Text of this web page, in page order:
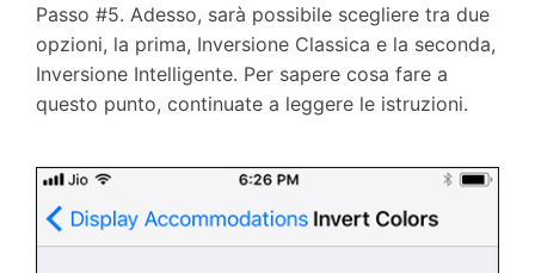
Passo #5. Adesso, sarà possibile scegliere tra due
opzioni, la prima, Inversione Classica e la seconda,
Inversione Intelligente. Per sapere cosa fare a
questo punto, continuate a leggere le istruzioni.